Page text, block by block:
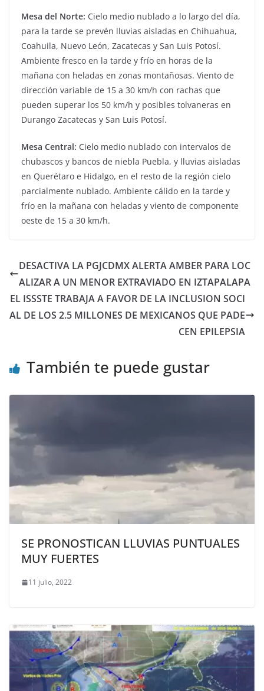
Mesa del Norte: Cielo medio nublado a lo largo del día,
para la tarde se prevén lluvias aisladas en Chihuahua,
Coahuila, Nuevo León, Zacatecas y San Luis Potosí.
Ambiente fresco en la tarde y frío en horas de la
mañana con heladas en zonas montañosas. Viento de
dirección variable de 15 a 30 km/h con rachas que
pueden superar los 50 km/h y posibles tolvaneras en
Durango Zacatecas y San Luis Potosí.
Mesa Central: Cielo medio nublado con intervalos de
chubascos y bancos de niebla Puebla, y lluvias aisladas
en Querétaro e Hidalgo, en el resto de la región cielo
parcialmente nublado. Ambiente cálido en la tarde y
frío en la mañana con heladas y viento de componente
oeste de 15 a 30 km/h.
DESACTIVA LA PGJCDMX ALERTA AMBER PARA LOC
ALIZAR A UN MENOR EXTRAVIADO EN IZTAPALAPA
EL ISSSTE TRABAJA A FAVOR DE LA INCLUSION SOCI
AL DE LOS 2.5 MILLONES DE MEXICANOS QUE PADE
CEN EPILEPSIA
También te puede gustar
SE PRONOSTICAN LLUVIAS PUNTUALES
MUY FUERTES
11 julio, 2022